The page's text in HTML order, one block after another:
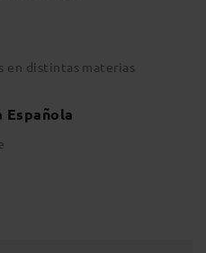
en distintas materias
Española